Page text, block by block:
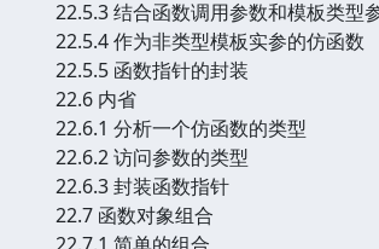
22.5.3 结合函数调用参数和模板类型
22.5.4 作为非类型模板实参的仿函数
22.5.5 函数指针的封装
22.6 内省
22.6.1 分析一个仿函数的类型
22.6.2 访问参数的类型
22.6.3 封装函数指针
22.7 函数对象组合